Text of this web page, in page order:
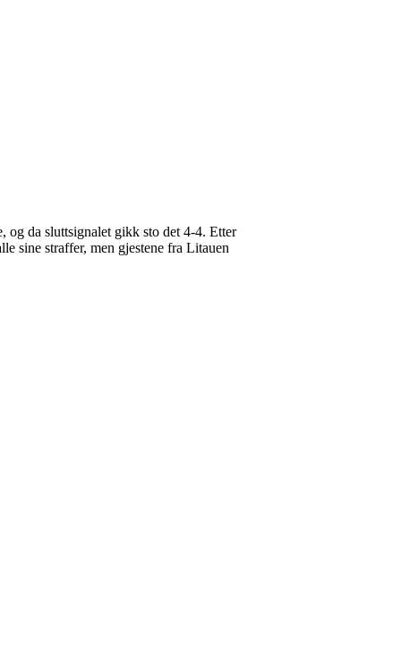
og da sluttsignalet gikk sto det 4-4. Etter
sine straffer, men gjestene fra Litauen